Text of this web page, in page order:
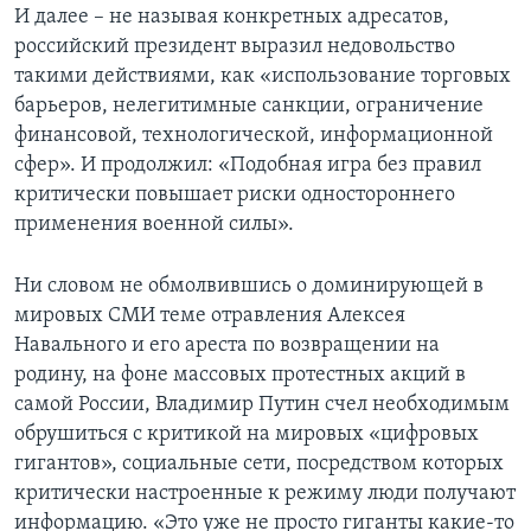
И далее – не называя конкретных адресатов,
российский президент выразил недовольство
такими действиями, как «использование торговых
барьеров, нелегитимные санкции, ограничение
финансовой, технологической, информационной
сфер». И продолжил: «Подобная игра без правил
критически повышает риски одностороннего
применения военной силы».
Ни словом не обмолвившись о доминирующей в
мировых СМИ теме отравления Алексея
Навального и его ареста по возвращении на
родину, на фоне массовых протестных акций в
самой России, Владимир Путин счел необходимым
обрушиться с критикой на мировых «цифровых
гигантов», социальные сети, посредством которых
критически настроенные к режиму люди получают
информацию. «Это уже не просто гиганты какие-то